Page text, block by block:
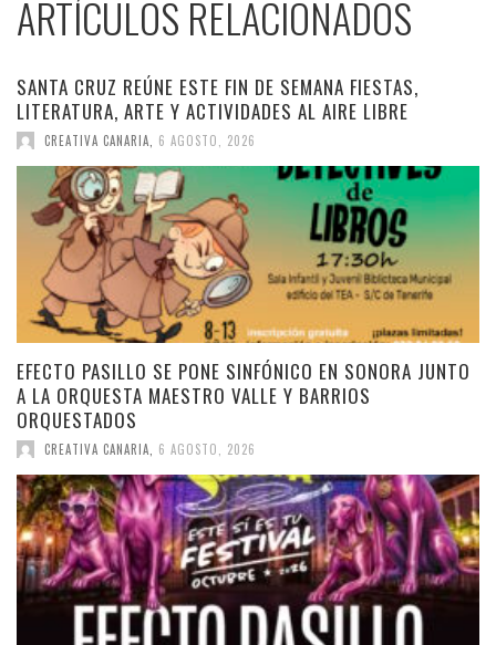
ARTÍCULOS RELACIONADOS
SANTA CRUZ REÚNE ESTE FIN DE SEMANA FIESTAS,
LITERATURA, ARTE Y ACTIVIDADES AL AIRE LIBRE
CREATIVA CANARIA 6 AGOSTO, 2026
EFECTO PASILLO SE PONE SINFÓNICO EN SONORA JUNTO
A LA ORQUESTA MAESTRO VALLE Y BARRIOS
ORQUESTADOS
CREATIVA CANARIA 6 AGOSTO, 2026